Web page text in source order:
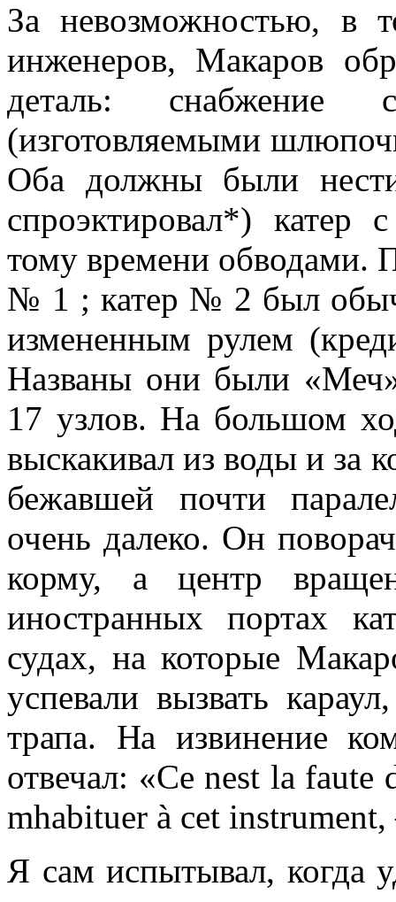
За невозможностью, в
инженеров, Макаров
деталь: снабжение
(изготовляемыми
Оба должны были
спроэктировал*)
тому времени обводами.
№ 1 ; катер № 2 был
измененным рулем
Названы они были
17 узлов. На большом
вы­скакивал из воды и за
бежавшей почти
очень далеко. Он
корму, а центр
иностранных пор­тах
судах, на которые
успевали вызвать
трапа. На извинение
отвечал: «Ce nest la
mhabituer à cet
Я сам испытывал, когда